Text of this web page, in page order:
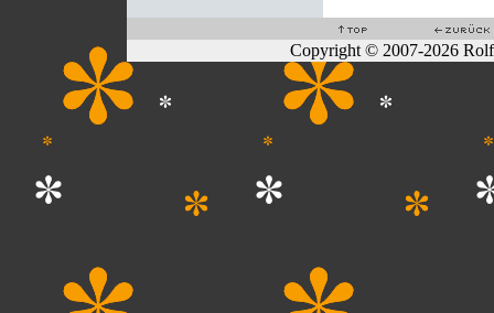
Copyright © 2007-2026